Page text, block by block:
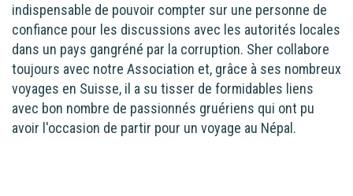
indispensable de pouvoir compter sur une personne de
confiance pour les discussions avec les autorités locales
dans un pays gangréné par la corruption. Sher collabore
toujours avec notre Association et, grâce à ses nombreux
voyages en Suisse, il a su tisser de formidables liens
avec bon nombre de passionnés gruériens qui ont pu
avoir l'occasion de partir pour un voyage au Népal.